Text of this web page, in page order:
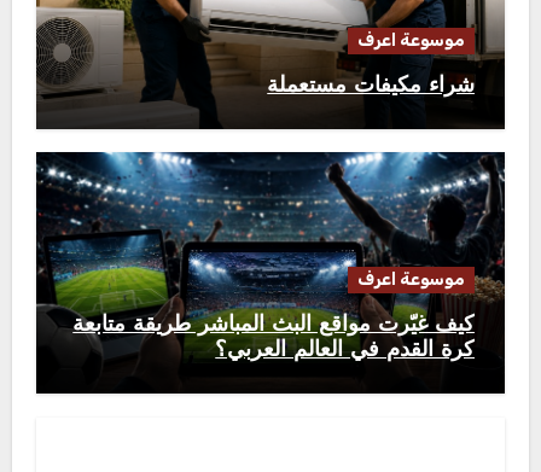
موسوعة اعرف
شراء مكيفات مستعملة
موسوعة اعرف
كيف غيّرت مواقع البث المباشر طريقة متابعة
كرة القدم في العالم العربي؟